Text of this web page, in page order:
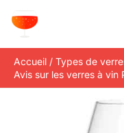
Accueil
Types de
Avis sur les verres à vin
e
c
h
e